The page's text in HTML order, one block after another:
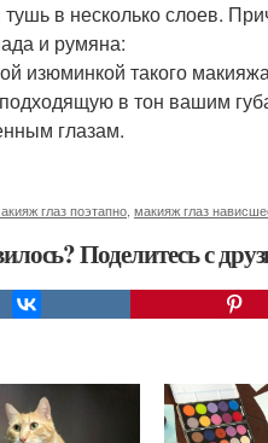
в несколько слоев.
и румяна:
изюминкой такого
в тон вашим
глазам.
глаз поэтапно макияж глаз
Поделитесь с